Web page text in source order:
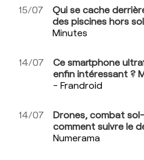
15/07
Qui se cache
des piscines hors
Minutes
14/07
Ce smartphone
enfin intéressant ?
- Frandroid
14/07
Drones, combat
comment suivre le
Numerama